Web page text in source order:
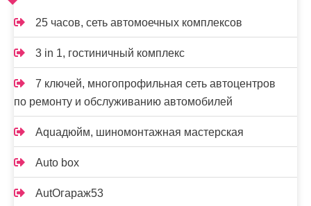
25 часов, сеть автомоечных комплексов
3 in 1, гостиничный комплекс
7 ключей, многопрофильная сеть автоцентров
по ремонту и обслуживанию автомобилей
Aquaдюйм, шиномонтажная мастерская
Auto box
AutOгараж53